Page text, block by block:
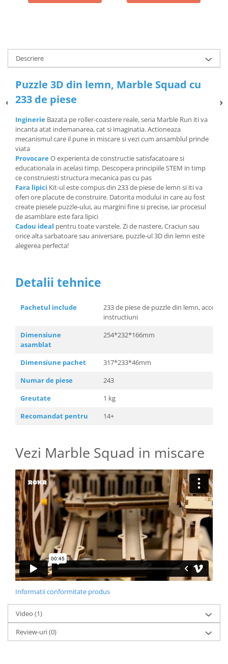
Descriere
Puzzle 3D din lemn, Marble Squad cu
233 de piese
Inginerie Bazata pe roller-coastere reale, seria Marble Run iti va
incanta atat indemanarea, cat si imaginatia. Actioneaza
mecanismul care il pune in miscare si vezi cum ansamblul prinde
viata
ProvocareO experienta de constructie satisfacatoare si
educationala in acelasi timp. Descopera principiile STEM in timp
ce construiesti structura mecanica pas cu pas
Fara lipici Kit-ul este compus din 233 de piese de lemn si iti va
oferi ore placute de construire. Datorita modului in care au fost
create piesele puzzle-ului, au margini fine si precise, iar procesul
de asamblare este fara lipici
Cadou ideal pentru toate varstele. Zi de nastere, Craciun sau
orice alta sarbatoare sau aniversare, puzzle-ul 3D din lemn este
alegerea perfecta!
Detalii tehnice
Pachetul include
233 de piese de puzzle din lemn,
instructiuni
Dimensiune
asamblat
254*232*166mm
Dimensiune pachet
317*233*46mm
Numar de piese
243
Greutate
1 kg
Recomandat pentru
14+
Vezi Marble Squad in miscare
Informatii conformitate produs
Video (1)
Review-uri(0)